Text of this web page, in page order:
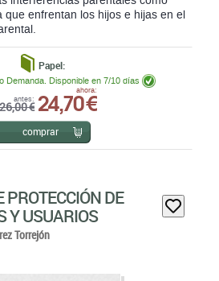
que enfrentan los hijos e hijas en el
26,00 €
ahora:
24,70 €
Demanda. Disponible en 7/10 días
comprar
DE
Y USUARIOS
Torrejón